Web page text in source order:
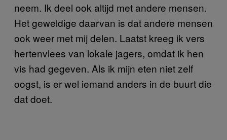
neem. Ik deel ook altijd met andere mensen.
Het geweldige daarvan is dat andere mensen
ook weer met mij delen. Laatst kreeg ik vers
hertenvlees van lokale jagers, omdat ik hen
vis had gegeven. Als ik mijn eten niet zelf
oogst, is er wel iemand anders in de buurt die
dat doet.